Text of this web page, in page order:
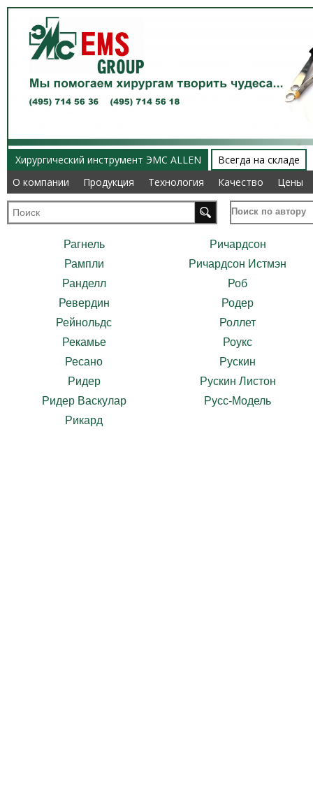
Хирургический инструмент ЭМС ALLEN
О компании
Продукция Технология Качество Цены
Всегда на складе
О компании
Продукция Технология Качество Цены
Поиск по автору
Рагнель
Рампли
Ранделл
Ревердин
Рейнольдс
Рекамье
Ресано
Ридер
Ридер Васкулар
Рикард
Ричардсон
Ричардсон Истмэн
Роб
Родер
Роллет
Роукс
Рускин
Рускин Листон
Русс-Модель